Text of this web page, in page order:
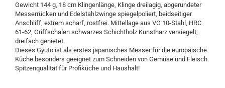
Gewicht 144 g, 18 cm Klingenlänge, Klinge dreilagig, abgerundeter
Messerrücken und Edelstahlzwinge spiegelpoliert, beidseitiger
Anschliff, extrem scharf, rostfrei. Mittellage aus VG 10-Stahl, HRC
61-62, Griffschalen schwarzes Schichtholz Kunstharz versiegelt,
dreifach genietet.
Dieses Gyuto ist als erstes japanisches Messer für die europäische
Küche besonders geeignet zum Schneiden von Gemüse und Fleisch.
Spitzenqualität für Profiküche und Haushalt!